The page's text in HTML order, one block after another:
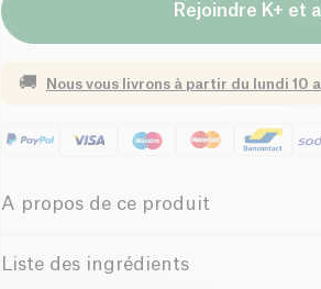
Rejoindre K+ et
🚚 Nous vous livrons à partir du lundi 10
A propos de ce produit
Vegan Sans gluten
Liste des ingrédients